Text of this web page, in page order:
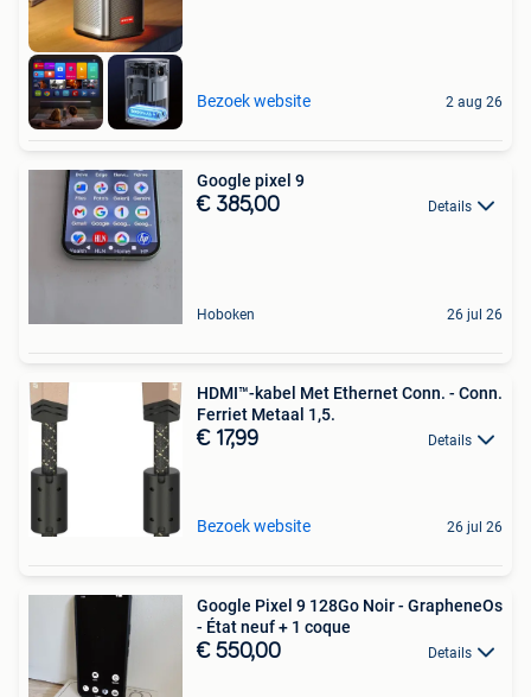
Bezoek website 2 aug 26
Google pixel 9
€ 385,00 Details
Hoboken 26 jul 26
HDMI™-kabel Met Ethernet Conn. - Conn.
Ferriet Metaal 1,5.
€ 17,99 Details
Bezoek website 26 jul 26
Google Pixel 9 128Go Noir - GrapheneOs
- État neuf + 1 coque
€ 550,00 Details